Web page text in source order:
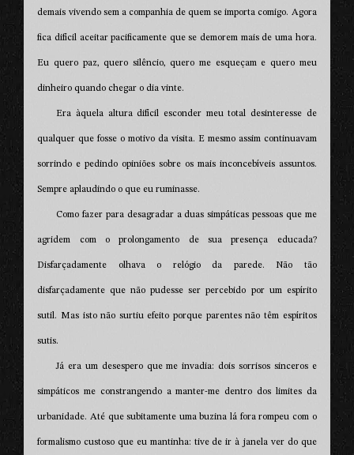
demais vivendo sem a companhia de quem se importa comigo. Agora
fica difícil aceitar pacificamente que se demorem mais de uma hora.
Eu quero paz, quero silêncio, quero me esqueçam e quero meu
dinheiro quando chegar o dia vinte.
Era àquela altura difícil esconder meu total desinteresse de
qualquer que fosse o motivo da visita. E mesmo assim continuavam
sorrindo e pedindo opiniões sobre os mais inconcebíveis assuntos.
Sempre aplaudindo o que eu ruminasse.
Como fazer para desagradar a duas simpáticas pessoas que me
agridem com o prolongamento de sua presença educada?
Disfarçadamente olhava o relógio da parede. Não tão
disfarçadamente que não pudesse ser percebido por um espírito
sutil. Mas isto não surtiu efeito porque parentes não têm espíritos
sutis.
Já era um desespero que me invadia: dois sorrisos sinceros e
simpáticos me constrangendo a manter-me dentro dos limites da
urbanidade. Até que subitamente uma buzina lá fora rompeu com o
formalismo custoso que eu mantinha: tive de ir à janela ver do que